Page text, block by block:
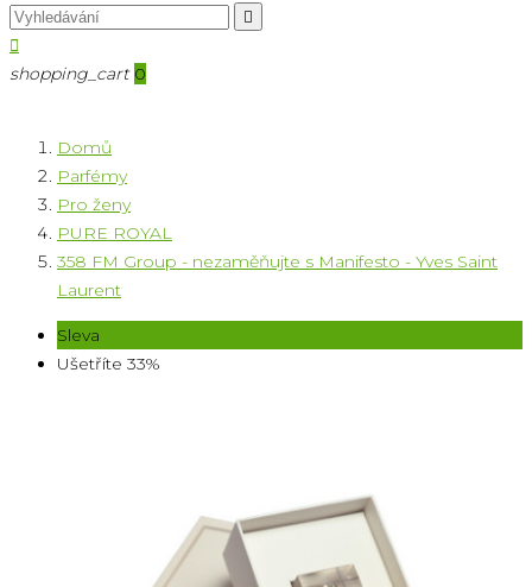


shopping_cart 0
Domů
Parfémy
Pro ženy
PURE ROYAL
358 FM Group - nezaměňujte s Manifesto - Yves Saint
Laurent
Sleva
Ušetříte 33%